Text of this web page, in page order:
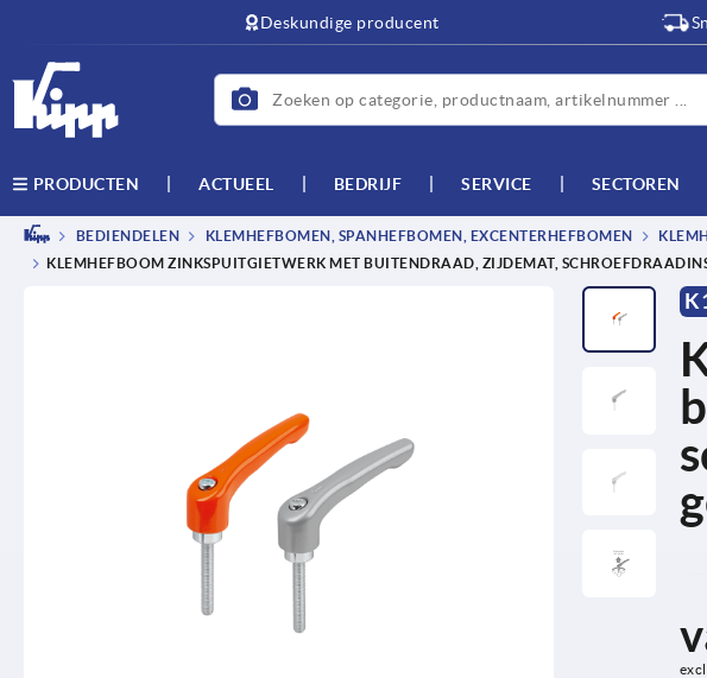
Deskundige producent
PRODUCTEN ACTUEEL BEDRIJF SERVICE SECTOREN
BEDIENDELEN KLEMHEFBOMEN, SPANHEFBOMEN, EXCENTERHEFBOMEN
KLEMHEFBOOM ZINKSPUITGIETWERK MET BUITENDRAAD, ZIJDEMAT,